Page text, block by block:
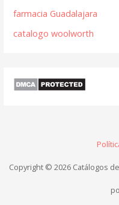
farmacia Guadalajara
catalogo woolworth
Copyright © 2026 Catálogos